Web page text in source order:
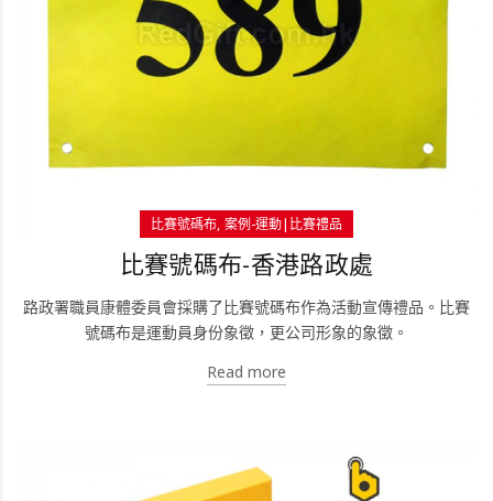
比賽號碼布 案例-運動|比賽禮品
比賽號碼布-香港路政處
路政署職員康體委員會採購了比賽號碼布作為活動宣傳禮品。比賽
號碼布是運動員身份象徵，更公司形象的象徵。
Read more